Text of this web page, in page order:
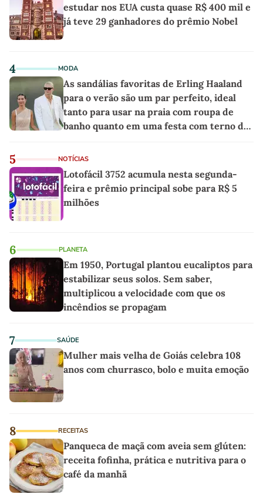
estudar nos EUA custa quase R$ 400 mil e
já teve 29 ganhadores do prêmio Nobel
4 MODA
As sandálias favoritas de Erling Haaland
para o verão são um par perfeito, ideal
tanto para usar na praia com roupa de
banho quanto em uma festa com terno de
5 NOTÍCIAS
Lotofácil 3752 acumula nesta segunda-
feira e prêmio principal sobe para R$ 5
milhões
6 PLANETA
Em 1950, Portugal plantou eucaliptos para
estabilizar seus solos. Sem saber,
multiplicou a velocidade com que os
incêndios se propagam
7 SAÚDE
Mulher mais velha de Goiás celebra 108
anos com churrasco, bolo e muita emoção
8 RECEITAS
Panqueca de maçã com aveia sem glúten:
receita fofinha, prática e nutritiva para o
café da manhã